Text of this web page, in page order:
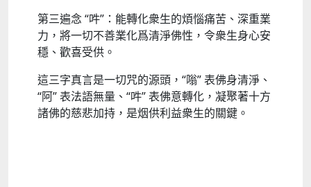
第三遍念 “吽”：能轉化衆生的煩惱痛苦、深重業
力，將一切不善業化爲清淨佛性，令衆生身心安
穩、歡喜受供​。​
這三字真言是一切咒的源頭，“嗡” 表佛身清淨、
“阿” 表法語無量、“吽” 表佛意轉化，凝聚著十方
諸佛的慈悲加持，是烟供利益衆生的關鍵​。​